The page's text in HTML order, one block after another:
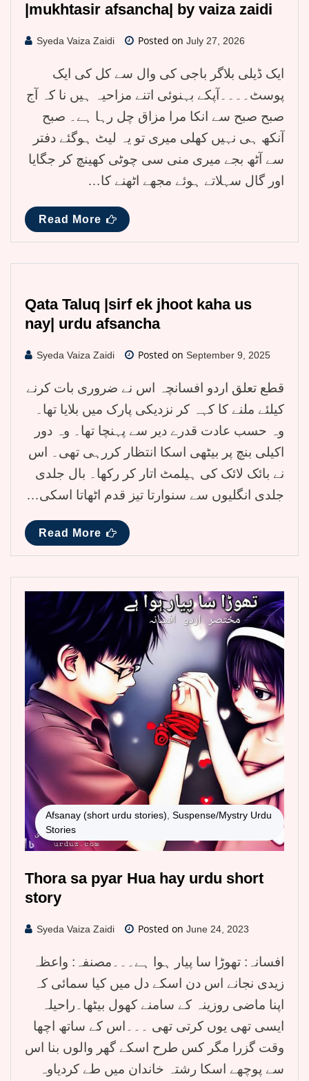
|mukhtasir afsancha| by vaiza zaidi
Syeda Vaiza Zaidi Posted on July 27, 2026
ایک ڈیلی بلاگر باجی کی وال سے کل کی ایک
پوسٹ۔۔۔۔آپکے بہنوئی اتنے مزاحیہ ہیں نا کہ آج
صبح صبح سے انکا مرا مزاق چل رہا ہے۔ صبح
آنکھ ہی نہیں کھلی میری تو یہ لیٹ ہوگئے دفتر
سے آٹھ بجے میری منی سی چوٹی کھینچ کر جگایا
اور گال سہلاتے ہوئے مجھے اٹھنے کا…
Read More
Qata Taluq |sirf ek jhoot kaha us
nay| urdu afsancha
Syeda Vaiza Zaidi Posted on September 9, 2025
قطع تعلق اردو افسانچہ اس نے ضروری بات کرنے
کیلئے ملنے کا کہہ کر نزدیکی پارک میں بلایا تھا۔
وہ حسب عادت قدرے دیر سے پہنچا تھا۔ وہ دور
اکیلی بنچ پر بیٹھی اسکا انتظار کررہی تھی۔ اس
نے بائک لائک کی ہیلمٹ اتار کر رکھا۔ بال جلدی
جلدی انگلیوں سے سنوارتا تیز قدم اٹھاتا اسکی…
Read More
Afsanay (short urdu stories) Suspense/Mystry Urdu
Stories
Thora sa pyar Hua hay urdu short
story
Syeda Vaiza Zaidi Posted on June 24, 2023
افسانہ: تھوڑا سا پیار ہوا ہے۔۔۔مصنفہ: واعظہ
زیدی نجانے اس دن اسکے دل میں کیا سمائی کہ
اپنا ماضی روزینہ کے سامنے کھول بیٹھا۔راحیلہ
ایسی تھی یوں کرتی تھی ۔۔۔اس کے ساتھ اچھا
وقت گزرا مگر کس طرح اسکے گھر والوں بنا اس
سے پوچھے اسکا رشتہ خاندان میں طے کردیاوہ